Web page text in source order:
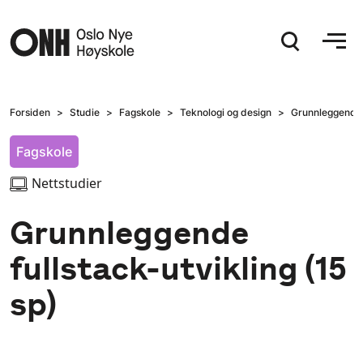
Forsiden Studie Fagskole Teknologi og design
Fagskole
Nettstudier
Grunnleggende
fullstack-utvikling (15
sp)